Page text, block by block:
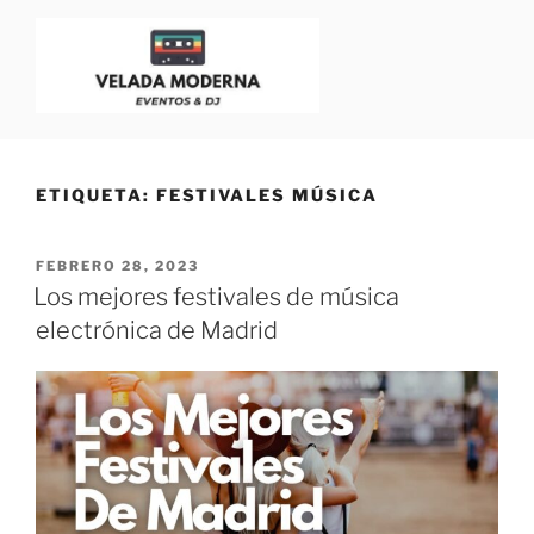
ETIQUETA: FESTIVALES MÚSICA
FEBRERO 28, 2023
Los mejores festivales de música
electrónica de Madrid